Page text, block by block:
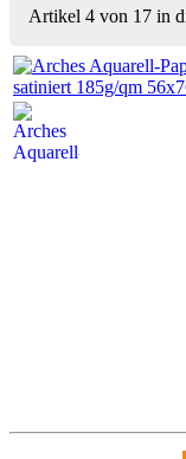
Artikel 4 von 17 in